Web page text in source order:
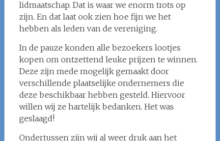
lidmaatschap. Dat is waar we enorm trots op
zijn. En dat laat ook zien hoe fijn we het
hebben als leden van de vereniging.
In de pauze konden alle bezoekers lootjes
kopen om ontzettend leuke prijzen te winnen.
Deze zijn mede mogelijk gemaakt door
verschillende plaatselijke ondernemers die
deze beschikbaar hebben gesteld. Hiervoor
willen wij ze hartelijk bedanken. Het was
geslaagd!
Ondertussen zijn wij al weer druk aan het